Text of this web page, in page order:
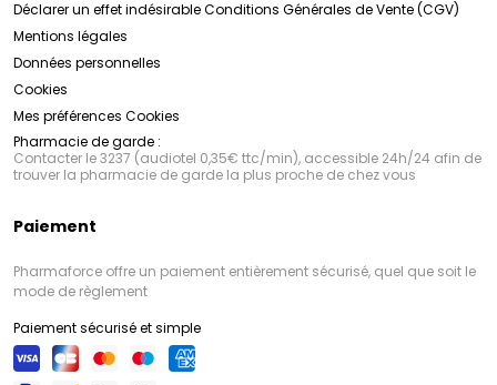
réelles d'utilisation, afin de garantir leur efficacité et
leur tolérance. De plus,
ingrédients de haute qualité, sans parabènes, sans
silicones et sans allergènes, pour une expérience de
Découvrez la gamme SVR dès maintenant en
Déclarer un effet indésirableConditions Générales de Vente (CGV)
Mentions légales
Données personnelles
Cookies
Mes préférences Cookies
Pharmacie de garde :
Contacter le 3237 (audiotel 0,35€ ttc/min), accessible 24h/24 afin de
trouver la pharmacie de garde la plus proche de chez vous
Paiement
Pharmaforce offre un paiement entièrement sécurisé, quel que soit le
mode de règlement
Paiement sécurisé et simple